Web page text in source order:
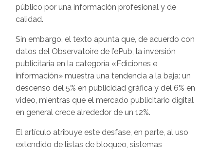
público por una información profesional y de
calidad.
Sin embargo, el texto apunta que, de acuerdo con
datos del Observatoire de l’ePub, la inversión
publicitaria en la categoría «Ediciones e
información» muestra una tendencia a la baja: un
descenso del 5% en publicidad gráfica y del 6% en
video, mientras que el mercado publicitario digital
en general crece alrededor de un 12%.
El artículo atribuye este desfase, en parte, al uso
extendido de listas de bloqueo, sistemas